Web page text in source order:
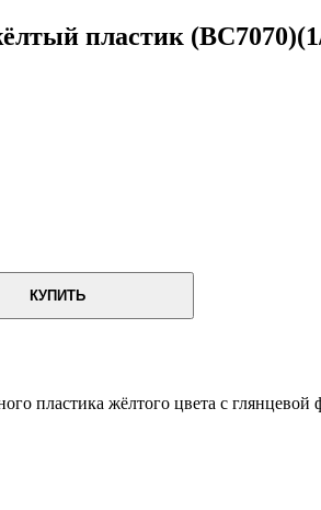
пластик
КУПИТЬ
пластика жёлтого цвета с глянцевой